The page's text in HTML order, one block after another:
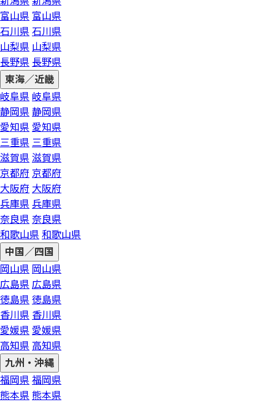
富山県 富山県
石川県 石川県
山梨県 山梨県
長野県 長野県
東海／近畿
岐阜県 岐阜県
静岡県 静岡県
愛知県 愛知県
三重県 三重県
滋賀県 滋賀県
京都府 京都府
大阪府 大阪府
兵庫県 兵庫県
奈良県 奈良県
和歌山県 和歌山県
中国／四国
岡山県 岡山県
広島県 広島県
徳島県 徳島県
香川県 香川県
愛媛県 愛媛県
高知県 高知県
九州・沖縄
福岡県 福岡県
熊本県 熊本県